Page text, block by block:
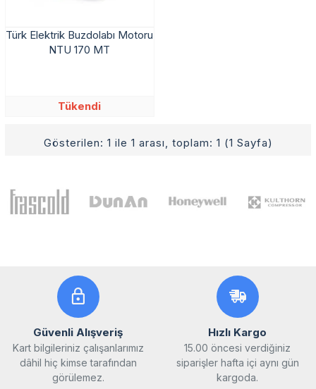
Türk Elektrik Buzdolabı Motoru
NTU 170 MT
Tükendi
Gösterilen: 1 ile 1 arası, toplam: 1 (1 Sayfa)
Güvenli Alışveriş
Kart bilgileriniz çalışanlarımız
dâhil hiç kimse tarafından
görülemez.
Hızlı Kargo
15.00 öncesi verdiğiniz
siparişler hafta içi aynı gün
kargoda.